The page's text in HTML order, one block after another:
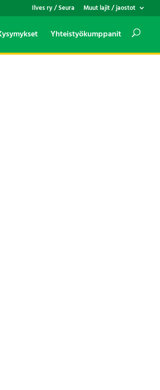
Ilves ry / Seura Muut lajit / jaostot
Yhteistyökumppanit